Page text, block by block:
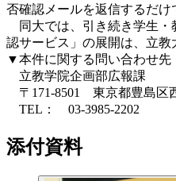
否確認メールを返信するだけ
同大では、引き続き学生・
認サービス」の展開は、立教
▼本件に関する問い合わせ先
立教学院企画部広報課
〒171-8501 東京都豊島区
TEL： 03-3985-2202
添付資料